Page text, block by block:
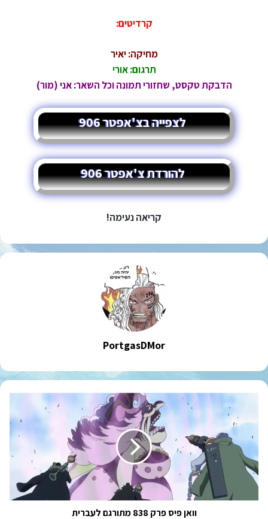
קרדיטים:
מחיקה: יאיר
תרגום: אורי
הדבקת טקסט, שחזורי תמונה וכל השאר: אני (מור)
לצפייה בצ'אפטר 906
להורדת צ'אפטר 906
קריאה נעימה!
PortgasDMor
פרק
838
מתורגם
לעברית
וואן פיס פרק 838 מתורגם לעברית